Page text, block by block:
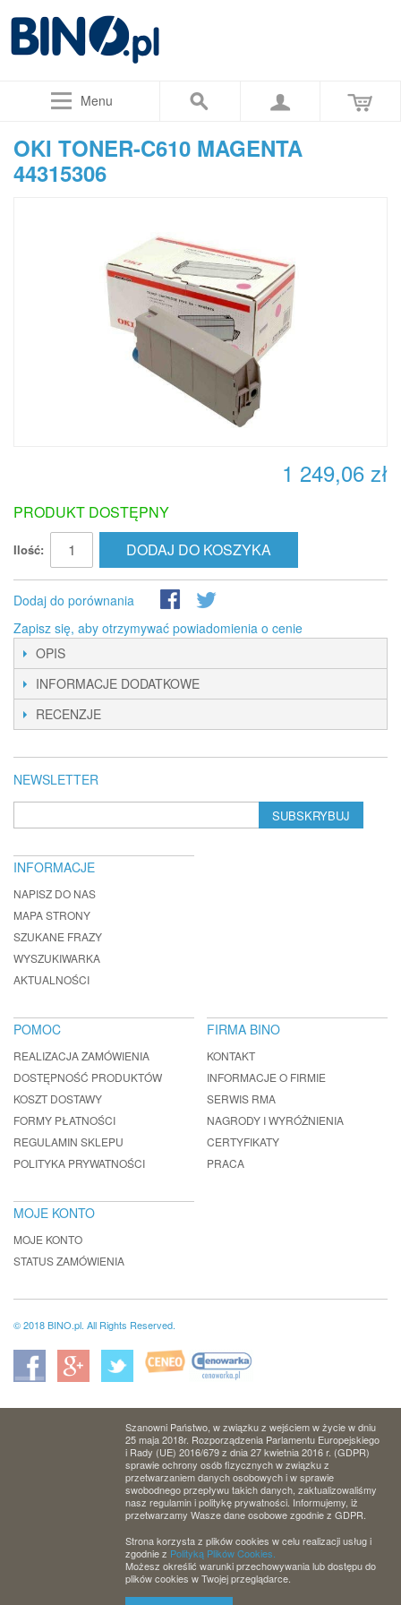
Menu
OKI TONER-C610 MAGENTA
44315306
1 249,06 zł
PRODUKT DOSTĘPNY
Ilość: DODAJ DO KOSZYKA
Dodaj do porównania
Zapisz się, aby otrzymywać powiadomienia o cenie
OPIS
INFORMACJE DODATKOWE
RECENZJE
NEWSLETTER
SUBSKRYBUJ
INFORMACJE
NAPISZ DO NAS
MAPA STRONY
SZUKANE FRAZY
WYSZUKIWARKA
AKTUALNOŚCI
POMOC
REALIZACJA ZAMÓWIENIA
DOSTĘPNOŚĆ PRODUKTÓW
KOSZT DOSTAWY
FORMY PŁATNOŚCI
REGULAMIN SKLEPU
POLITYKA PRYWATNOŚCI
FIRMA BINO
KONTAKT
INFORMACJE O FIRMIE
SERWIS RMA
NAGRODY I WYRÓŻNIENIA
CERTYFIKATY
PRACA
MOJE KONTO
MOJE KONTO
STATUS ZAMÓWIENIA
© 2018 BINO.pl. All Rights Reserved.
Szanowni Państwo, w związku z wejściem w życie w dniu
25 maja 2018r. Rozporządzenia Parlamentu Europejskiego
i Rady (UE) 2016/679 z dnia 27 kwietnia 2016 r. (GDPR)
sprawie ochrony osób fizycznych w związku z
przetwarzaniem danych osobowych i w sprawie
swobodnego przepływu takich danych, zaktualizowaliśmy
nasz regulamin i politykę prywatności. Informujemy, iż
przetwarzamy Wasze dane osobowe zgodnie z GDPR.
Strona korzysta z plików cookies w celu realizacji usług i
zgodnie z Polityką Plików Cookies.
Możesz określić warunki przechowywania lub dostępu do
plików cookies w Twojej przeglądarce.